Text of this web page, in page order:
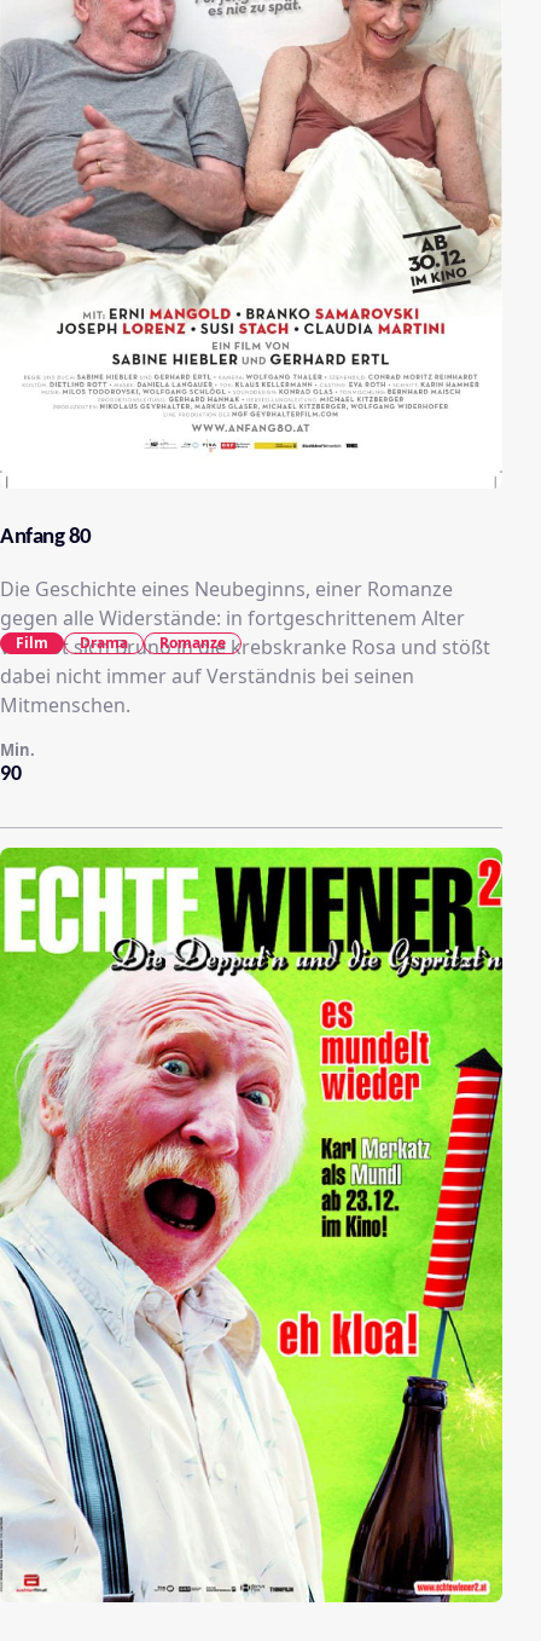
Anfang 80
Die Geschichte eines Neubeginns, einer Romanze
gegen alle Widerstände: in fortgeschrittenem Alter
verliebt sich Bruno in die krebskranke Rosa und stößt
dabei nicht immer auf Verständnis bei seinen
Mitmenschen.
90
Min.
Film Drama Romanze